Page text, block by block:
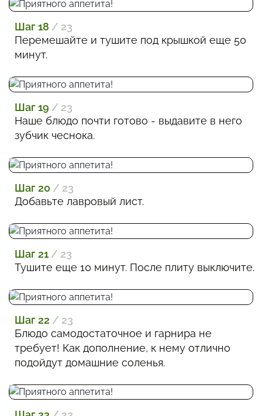
Шаг 18 / 23
Перемешайте и тушите под крышкой еще 50
минут.
Шаг 19 / 23
Наше блюдо почти готово - выдавите в него
зубчик чеснока.
Шаг 20 / 23
Добавьте лавровый лист.
Шаг 21 / 23
Тушите еще 10 минут. После плиту выключите.
Шаг 22 / 23
Блюдо самодостаточное и гарнира не
требует! Как дополнение, к нему отлично
подойдут домашние соленья.